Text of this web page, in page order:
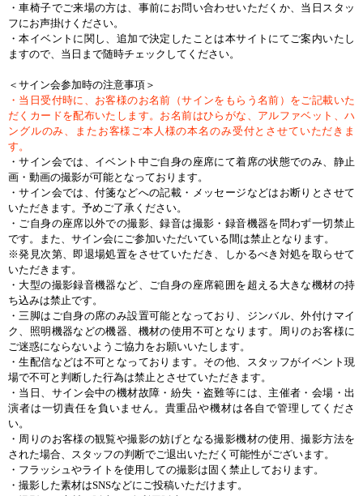
・車椅子でご来場の方は、事前にお問い合わせいただくか、当日スタッ
フにお声掛けください。
・本イベントに関し、追加で決定したことは本サイトにてご案内いたし
ますので、当日まで随時チェックしてください。
＜サイン会参加時の注意事項＞
・当日受付時に、お客様のお名前（サインをもらう名前）をご記載いた
だくカードを配布いたします。お名前はひらがな、アルファベット、ハ
ングルのみ、またお客様ご本人様の本名のみ受付とさせていただきま
す。
・サイン会では、イベント中ご自身の座席にて着席の状態でのみ、静止
画・動画の撮影が可能となっております。
・サイン会では、付箋などへの記載・メッセージなどはお断りとさせて
いただきます。予めご了承ください。
・ご自身の座席以外での撮影、録音は撮影・録音機器を問わず一切禁止
です。また、サイン会にご参加いただいている間は禁止となります。
※発見次第、即退場処置をさせていただき、しかるべき対処を取らせて
いただきます。
・大型の撮影録音機器など、ご自身の座席範囲を超える大きな機材の持
ち込みは禁止です。
・三脚はご自身の席のみ設置可能となっており、ジンバル、外付けマイ
ク、照明機器などの機器、機材の使用不可となります。周りのお客様に
ご迷惑にならないようご協力をお願いいたします。
・生配信などは不可となっております。その他、スタッフがイベント現
場で不可と判断した行為は禁止とさせていただきます。
・当日、サイン会中の機材故障・紛失・盗難等には、主催者・会場・出
演者は一切責任を負いません。貴重品や機材は各自で管理してくださ
い。
・周りのお客様の観覧や撮影の妨げとなる撮影機材の使用、撮影方法を
された場合、スタッフの判断でご退出いただく可能性がございます。
・フラッシュやライトを使用しての撮影は固く禁止しております。
・撮影した素材はSNSなどにご投稿いただけます。